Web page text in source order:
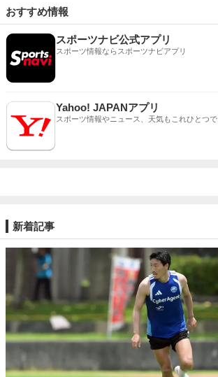
おすすめ情報
スポーツナビ公式アプリ
スポーツ情報ならスポーツナビアプリ
Yahoo! JAPANアプリ
スポーツ情報やニュース、天気もこれひとつで
新着記事